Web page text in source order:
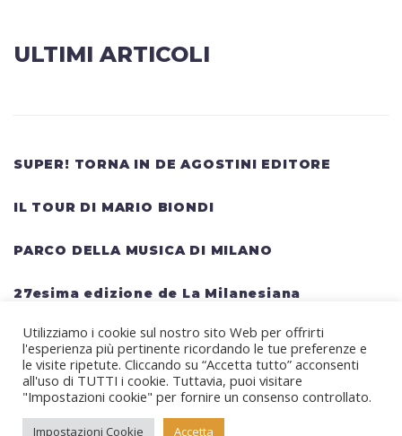
ULTIMI ARTICOLI
SUPER! TORNA IN DE AGOSTINI EDITORE
IL TOUR DI MARIO BIONDI
PARCO DELLA MUSICA DI MILANO
27esima edizione de La Milanesiana
HELLWATT FESTIVAL: una lineup gigantesca
per il festival estivo TRAVIS SCOTT, KANYE
WEST, SWEDISH HOUSE MAFIA, MARTIN
Utilizziamo i cookie sul nostro sito Web per offrirti
l'esperienza più pertinente ricordando le tue preferenze e
le visite ripetute. Cliccando su “Accetta tutto” acconsenti
all'uso di TUTTI i cookie. Tuttavia, puoi visitare
"Impostazioni cookie" per fornire un consenso controllato.
Impostazioni Cookie Accetta